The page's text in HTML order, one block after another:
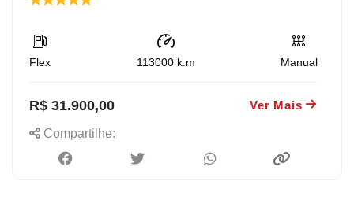
Flex 113000k.m Manual
R$ 31.900,00 Ver Mais
Compartilhe: